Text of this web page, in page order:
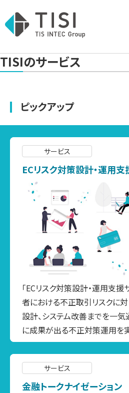
TISIのサービス
ピックアップ
ECリスク対策設計・運用支
サービス
「ECリスク対策設計・運用支援
者における不正取引リスクに
設計、システム改善までを一
に成果が出る不正対策運用を
金融トークナイゼーション
サービス